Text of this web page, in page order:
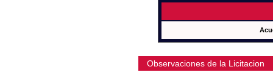
Observaciones de la Licitacion